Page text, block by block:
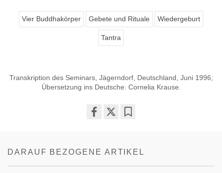
Vier Buddhakörper Gebete und Rituale Wiedergeburt
Tantra
Transkription des Seminars, Jägerndorf, Deutschland, Juni 1996;
Übersetzung ins Deutsche: Cornelia Krause.
DARAUF BEZOGENE ARTIKEL